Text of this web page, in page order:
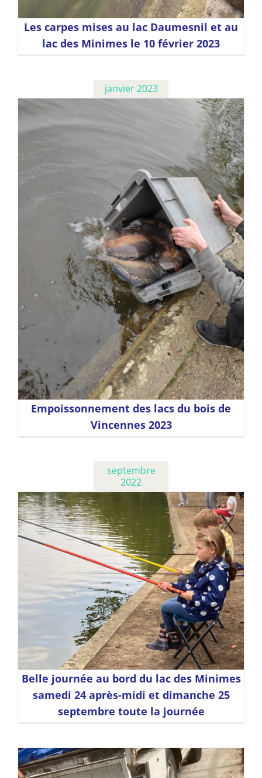
Les carpes mises au lac Daumesnil et au
lac des Minimes le 10 février 2023
janvier 2023
Empoissonnement des lacs du bois de
Vincennes 2023
septembre
2022
Belle journée au bord du lac des Minimes
samedi 24 après-midi et dimanche 25
septembre toute la journée